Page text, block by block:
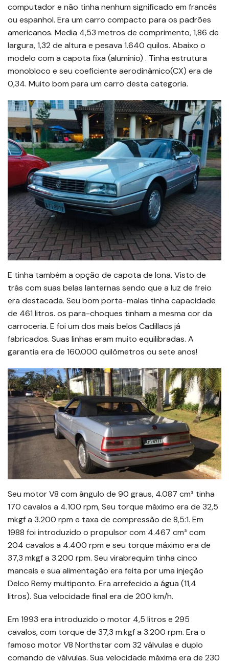
computador e não tinha nenhum significado em francês
ou espanhol. Era um carro compacto para os padrões
americanos. Media 4,53 metros de comprimento, 1,86 de
largura, 1,32 de altura e pesava 1.640 quilos. Abaixo o
modelo com a capota fixa (alumínio) . Tinha estrutura
monobloco e seu coeficiente aerodinâmico(CX) era de
0,34. Muito bom para um carro desta categoria.
E tinha também a opção de capota de lona. Visto de
trás com suas belas lanternas sendo que a luz de freio
era destacada. Seu bom porta-malas tinha capacidade
de 461 litros. os para-choques tinham a mesma cor da
carroceria. E foi um dos mais belos Cadillacs já
fabricados. Suas linhas eram muito equilibradas. A
garantia era de 160.000 quilômetros ou sete anos!
Seu motor V8 com ângulo de 90 graus, 4.087 cm³ tinha
170 cavalos a 4.100 rpm, Seu torque máximo era de 32,5
mkgf a 3.200 rpm e taxa de compressão de 8,5:1. Em
1988 foi introduzido o propulsor com 4.467 cm³ com
204 cavalos a 4.400 rpm e seu torque máximo era de
37,3 mkgf a 3.200 rpm. Seu virabrequim tinha cinco
mancais e sua alimentação era feita por uma injeção
Delco Remy multiponto. Era arrefecido a água (11,4
litros). Sua velocidade final era de 200 km/h.
Em 1993 era introduzido o motor 4,5 litros e 295
cavalos, com torque de 37,3 m.kgf a 3.200 rpm. Era o
famoso motor V8 Northstar com 32 válvulas e duplo
comando de válvulas. Sua velocidade máxima era de 230